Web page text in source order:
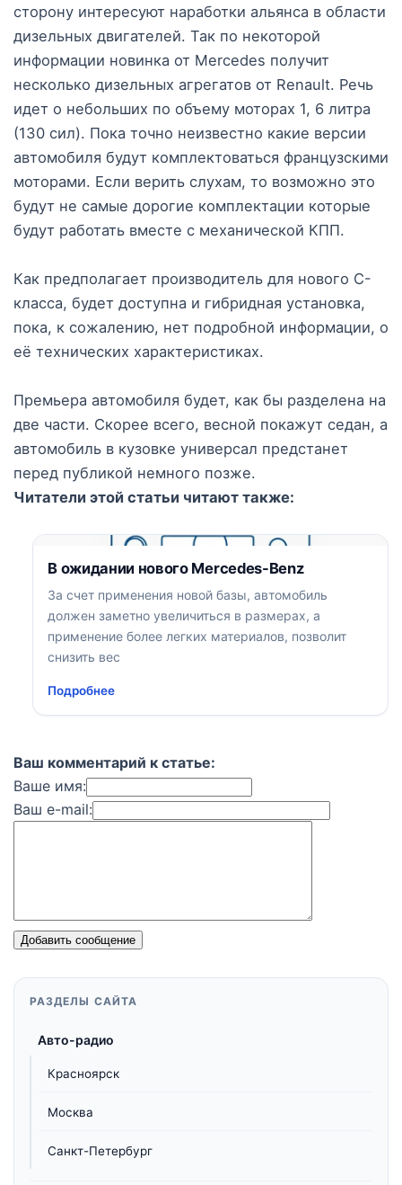
сторону интересуют наработки альянса в области
дизельных двигателей. Так по некоторой
информации новинка от Mercedes получит
несколько дизельных агрегатов от Renault. Речь
идет о небольших по объему моторах 1, 6 литра
(130 сил). Пока точно неизвестно какие версии
автомобиля будут комплектоваться французскими
моторами. Если верить слухам, то возможно это
будут не самые дорогие комплектации которые
будут работать вместе с механической КПП.
Как предполагает производитель для нового C-
класса, будет доступна и гибридная установка,
пока, к сожалению, нет подробной информации, о
её технических характеристиках.
Премьера автомобиля будет, как бы разделена на
две части. Скорее всего, весной покажут седан, а
автомобиль в кузовке универсал предстанет
перед публикой немного позже.
Читатели этой статьи читают также:
В ожидании нового Mercedes-Benz
За счет применения новой базы, автомобиль
должен заметно увеличиться в размерах, а
применение более легких материалов, позволит
снизить вес
Подробнее
Ваш комментарий к статье:
Ваше имя:
Ваш e-mail:
Добавить сообщение
РАЗДЕЛЫ САЙТА
Авто-радио
Красноярск
Москва
Санкт-Петербург